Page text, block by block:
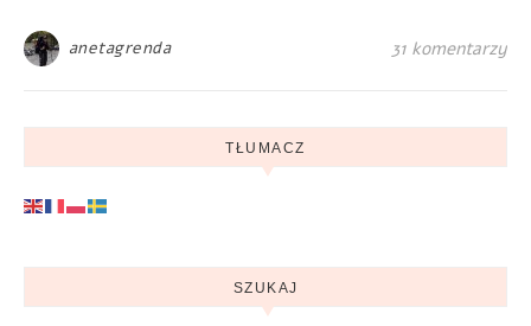
anetagrenda 31 komentarzy
TŁUMACZ
SZUKAJ